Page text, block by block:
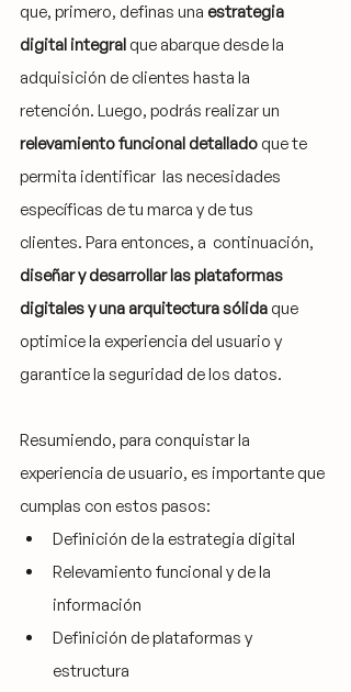
que, primero, definas una estrategia
digital integral que abarque desde la
adquisición de clientes hasta la
retención. Luego, podrás realizar un
relevamiento funcional detallado que te
permita identificar  las necesidades
específicas de tu marca y de tus
clientes. Para entonces, a  continuación,
diseñar y desarrollar las plataformas
digitales y una arquitectura sólida que
optimice la experiencia del usuario y
garantice la seguridad de los datos.
Resumiendo, para conquistar la
experiencia de usuario, es importante que
cumplas con estos pasos:
Definición de la estrategia digital
Relevamiento funcional y de la
información
Definición de plataformas y
estructura